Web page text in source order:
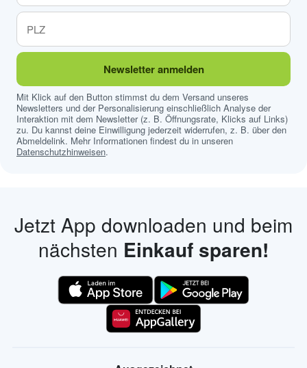
Newsletter anmelden
Mit Klick auf den Button stimmst du dem Versand unseres
Newsletters und der Personalisierung einschließlich Analyse der
Interaktion mit dem Newsletter (z. B. Öffnungsrate, Klicks auf Links)
zu. Du kannst deine Einwilligung jederzeit widerrufen, z. B. über den
Abmeldelink. Mehr Informationen findest du in unseren
Datenschutzhinweisen.
Jetzt App downloaden und beim
nächsten Einkauf sparen!